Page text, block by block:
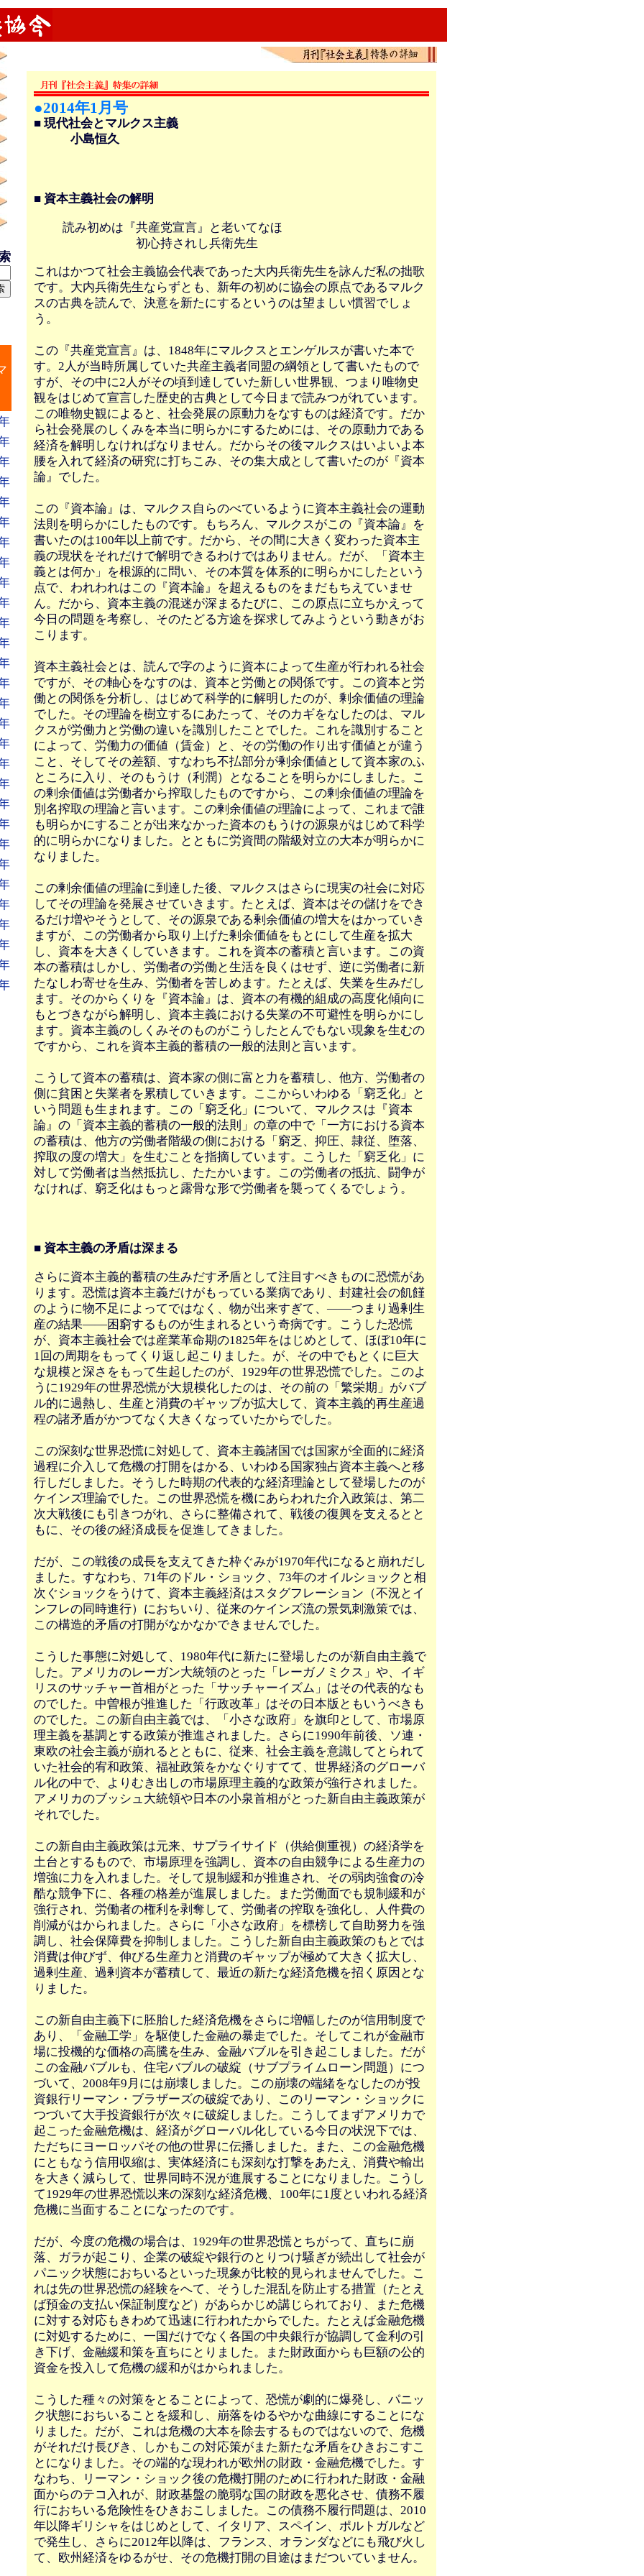
●2014年1月号
■ 現代社会とマルクス主義
小島恒久
■ 資本主義社会の解明
読み初めは『共産党宣言』と老いてなほ
初心持されし兵衛先生
これはかつて社会主義協会代表であった大内兵衛先生を詠んだ私の拙歌
です。大内兵衛先生ならずとも、新年の初めに協会の原点であるマルク
スの古典を読んで、決意を新たにするというのは望ましい慣習でしょ
う。
この『共産党宣言』は、1848年にマルクスとエンゲルスが書いた本で
す。2人が当時所属していた共産主義者同盟の綱領として書いたもので
すが、その中に2人がその頃到達していた新しい世界観、つまり唯物史
観をはじめて宣言した歴史的古典として今日まで読みつがれています。
この唯物史観によると、社会発展の原動力をなすものは経済です。だか
ら社会発展のしくみを本当に明らかにするためには、その原動力である
経済を解明しなければなりません。だからその後マルクスはいよいよ本
腰を入れて経済の研究に打ちこみ、その集大成として書いたのが『資本
論』でした。
この『資本論』は、マルクス自らのべているように資本主義社会の運動
法則を明らかにしたものです。もちろん、マルクスがこの『資本論』を
書いたのは100年以上前です。だから、その間に大きく変わった資本主
義の現状をそれだけで解明できるわけではありません。だが、「資本主
義とは何か」を根源的に問い、その本質を体系的に明らかにしたという
点で、われわれはこの『資本論』を超えるものをまだもちえていませ
ん。だから、資本主義の混迷が深まるたびに、この原点に立ちかえって
今日の問題を考察し、そのたどる方途を探求してみようという動きがお
こります。
資本主義社会とは、読んで字のように資本によって生産が行われる社会
ですが、その軸心をなすのは、資本と労働との関係です。この資本と労
働との関係を分析し、はじめて科学的に解明したのが、剰余価値の理論
でした。その理論を樹立するにあたって、そのカギをなしたのは、マル
クスが労働力と労働の違いを識別したことでした。これを識別すること
によって、労働力の価値（賃金）と、その労働の作り出す価値とが違う
こと、そしてその差額、すなわち不払部分が剰余価値として資本家のふ
ところに入り、そのもうけ（利潤）となることを明らかにしました。こ
の剰余価値は労働者から搾取したものですから、この剰余価値の理論を
別名搾取の理論と言います。この剰余価値の理論によって、これまで誰
も明らかにすることが出来なかった資本のもうけの源泉がはじめて科学
的に明らかになりました。とともに労資間の階級対立の大本が明らかに
なりました。
この剰余価値の理論に到達した後、マルクスはさらに現実の社会に対応
してその理論を発展させていきます。たとえば、資本はその儲けをでき
るだけ増やそうとして、その源泉である剰余価値の増大をはかっていき
ますが、この労働者から取り上げた剰余価値をもとにして生産を拡大
し、資本を大きくしていきます。これを資本の蓄積と言います。この資
本の蓄積はしかし、労働者の労働と生活を良くはせず、逆に労働者に新
たなしわ寄せを生み、労働者を苦しめます。たとえば、失業を生みだし
ます。そのからくりを『資本論』は、資本の有機的組成の高度化傾向に
もとづきながら解明し、資本主義における失業の不可避性を明らかにし
ます。資本主義のしくみそのものがこうしたとんでもない現象を生むの
ですから、これを資本主義的蓄積の一般的法則と言います。
こうして資本の蓄積は、資本家の側に富と力を蓄積し、他方、労働者の
側に貧困と失業者を累積していきます。ここからいわゆる「窮乏化」と
いう問題も生まれます。この「窮乏化」について、マルクスは『資本
論』の「資本主義的蓄積の一般的法則」の章の中で「一方における資本
の蓄積は、他方の労働者階級の側における「窮乏、抑圧、隷従、堕落、
搾取の度の増大」を生むことを指摘しています。こうした「窮乏化」に
対して労働者は当然抵抗し、たたかいます。この労働者の抵抗、闘争が
なければ、窮乏化はもっと露骨な形で労働者を襲ってくるでしょう。
■ 資本主義の矛盾は深まる
さらに資本主義的蓄積の生みだす矛盾として注目すべきものに恐慌があ
ります。恐慌は資本主義だけがもっている業病であり、封建社会の飢饉
のように物不足によってではなく、物が出来すぎて、――つまり過剰生
産の結果――困窮するものが生まれるという奇病です。こうした恐慌
が、資本主義社会では産業革命期の1825年をはじめとして、ほぼ10年に
1回の周期をもってくり返し起こりました。が、その中でもとくに巨大
な規模と深さをもって生起したのが、1929年の世界恐慌でした。このよ
うに1929年の世界恐慌が大規模化したのは、その前の「繁栄期」がバブ
ル的に過熱し、生産と消費のギャップが拡大して、資本主義的再生産過
程の諸矛盾がかつてなく大きくなっていたからでした。
この深刻な世界恐慌に対処して、資本主義諸国では国家が全面的に経済
過程に介入して危機の打開をはかる、いわゆる国家独占資本主義へと移
行しだしました。そうした時期の代表的な経済理論として登場したのが
ケインズ理論でした。この世界恐慌を機にあらわれた介入政策は、第二
次大戦後にも引きつがれ、さらに整備されて、戦後の復興を支えるとと
もに、その後の経済成長を促進してきました。
だが、この戦後の成長を支えてきた枠ぐみが1970年代になると崩れだし
ました。すなわち、71年のドル・ショック、73年のオイルショックと相
次ぐショックをうけて、資本主義経済はスタグフレーション（不況とイ
ンフレの同時進行）におちいり、従来のケインズ流の景気刺激策では、
この構造的矛盾の打開がなかなかできませんでした。
こうした事態に対処して、1980年代に新たに登場したのが新自由主義で
した。アメリカのレーガン大統領のとった「レーガノミクス」や、イギ
リスのサッチャー首相がとった「サッチャーイズム」はその代表的なも
のでした。中曽根が推進した「行政改革」はその日本版ともいうべきも
のでした。この新自由主義では、「小さな政府」を旗印として、市場原
理主義を基調とする政策が推進されました。さらに1990年前後、ソ連・
東欧の社会主義が崩れるとともに、従来、社会主義を意識してとられて
いた社会的宥和政策、福祉政策をかなぐりすてて、世界経済のグローバ
ル化の中で、よりむき出しの市場原理主義的な政策が強行されました。
アメリカのブッシュ大統領や日本の小泉首相がとった新自由主義政策が
それでした。
この新自由主義政策は元来、サプライサイド（供給側重視）の経済学を
土台とするもので、市場原理を強調し、資本の自由競争による生産力の
増強に力を入れました。そして規制緩和が推進され、その弱肉強食の冷
酷な競争下に、各種の格差が進展しました。また労働面でも規制緩和が
強行され、労働者の権利を剥奪して、労働者の搾取を強化し、人件費の
削減がはかられました。さらに「小さな政府」を標榜して自助努力を強
調し、社会保障費を抑制しました。こうした新自由主義政策のもとでは
消費は伸びず、伸びる生産力と消費のギャップが極めて大きく拡大し、
過剰生産、過剰資本が蓄積して、最近の新たな経済危機を招く原因とな
りました。
この新自由主義下に胚胎した経済危機をさらに増幅したのが信用制度で
あり、「金融工学」を駆使した金融の暴走でした。そしてこれが金融市
場に投機的な価格の高騰を生み、金融バブルを引き起こしました。だが
この金融バブルも、住宅バブルの破綻（サブプライムローン問題）につ
づいて、2008年9月には崩壊しました。この崩壊の端緒をなしたのが投
資銀行リーマン・ブラザーズの破綻であり、このリーマン・ショックに
つづいて大手投資銀行が次々に破綻しました。こうしてまずアメリカで
起こった金融危機は、経済がグローバル化している今日の状況下では、
ただちにヨーロッパその他の世界に伝播しました。また、この金融危機
にともなう信用収縮は、実体経済にも深刻な打撃をあたえ、消費や輸出
を大きく減らして、世界同時不況が進展することになりました。こうし
て1929年の世界恐慌以来の深刻な経済危機、100年に1度といわれる経済
危機に当面することになったのです。
だが、今度の危機の場合は、1929年の世界恐慌とちがって、直ちに崩
落、ガラが起こり、企業の破綻や銀行のとりつけ騒ぎが続出して社会が
パニック状態におちいるといった現象が比較的見られませんでした。こ
れは先の世界恐慌の経験をへて、そうした混乱を防止する措置（たとえ
ば預金の支払い保証制度など）があらかじめ講じられており、また危機
に対する対応もきわめて迅速に行われたからでした。たとえば金融危機
に対処するために、一国だけでなく各国の中央銀行が協調して金利の引
き下げ、金融緩和策を直ちにとりました。また財政面からも巨額の公的
資金を投入して危機の緩和がはかられました。
こうした種々の対策をとることによって、恐慌が劇的に爆発し、パニッ
ク状態におちいることを緩和し、崩落をゆるやかな曲線にすることにな
りました。だが、これは危機の大本を除去するものではないので、危機
がそれだけ長びき、しかもこの対応策がまた新たな矛盾をひきおこすこ
とになりました。その端的な現われが欧州の財政・金融危機でした。す
なわち、リーマン・ショック後の危機打開のために行われた財政・金融
面からのテコ入れが、財政基盤の脆弱な国の財政を悪化させ、債務不履
行におちいる危険性をひきおこしました。この債務不履行問題は、2010
年以降ギリシャをはじめとして、イタリア、スペイン、ポルトガルなど
で発生し、さらに2012年以降は、フランス、オランダなどにも飛び火し
て、欧州経済をゆるがせ、その危機打開の目途はまだついていません。